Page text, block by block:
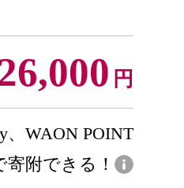
円
WAON POINT
附できる！